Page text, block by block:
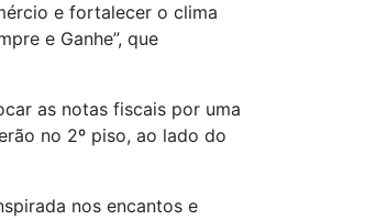
e fortalecer o clima
e Ganhe”, que
as notas fiscais por uma
no 2º piso, ao lado do
nos encantos e